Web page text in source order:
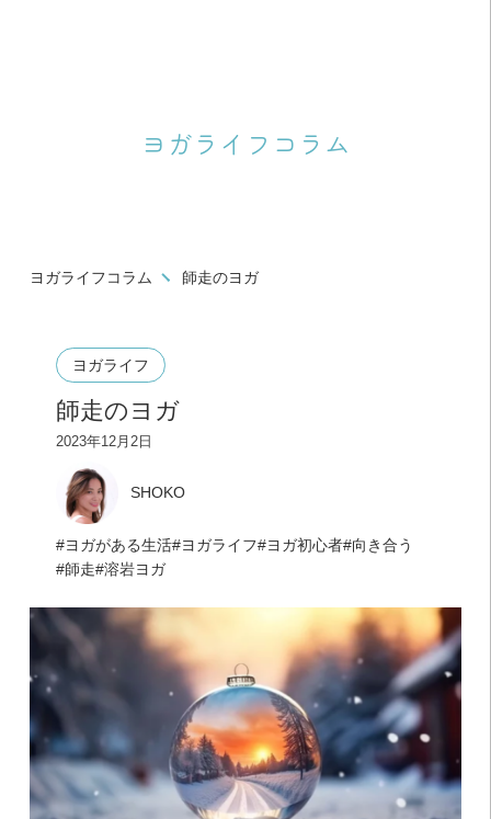
ヨガライフコラム
ヨガライフコラム 師走のヨガ
ヨガライフ
師走のヨガ
2023年12月2日
SHOKO
ヨガがある生活 ヨガライフ ヨガ初心者 向き合う
師走 溶岩ヨガ